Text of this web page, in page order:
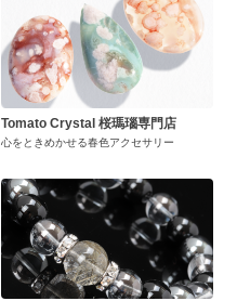
Tomato Crystal 桜瑪瑙専門店
心をときめかせる春色アクセサリー